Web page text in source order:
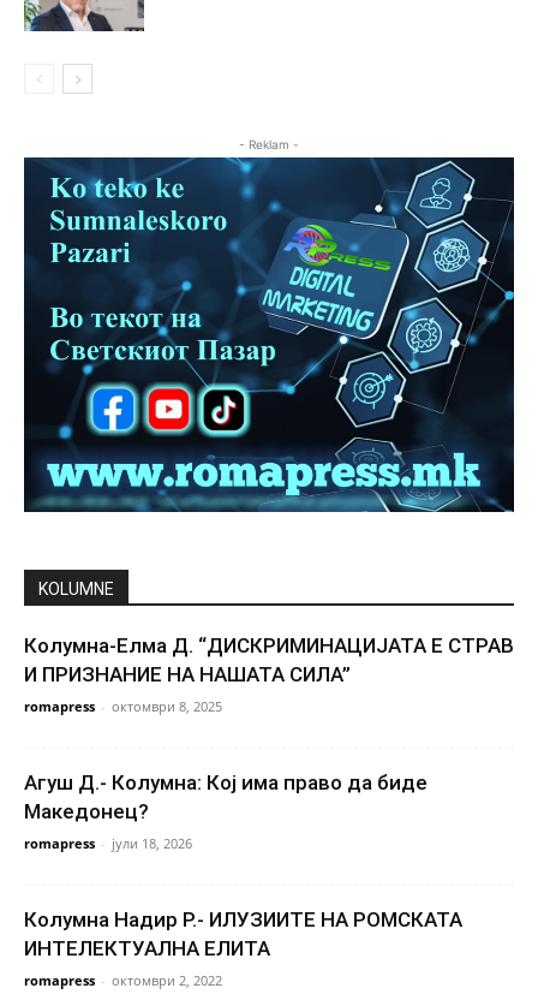
- Reklam -
KOLUMNE
Колумна-Елма Д. “ДИСКРИМИНАЦИЈАТА Е СТРАВ
И ПРИЗНАНИЕ НА НАШАТА СИЛА”
romapress - октомври 8, 2025
Агуш Д.- Колумна: Кој има право да биде
Македонец?
romapress - јули 18, 2026
Колумна Надир Р.- ИЛУЗИИТЕ НА РОМСКАТА
ИНТЕЛЕКТУАЛНА ЕЛИТА
romapress - октомври 2, 2022